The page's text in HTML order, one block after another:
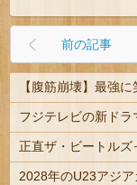
前の記事
正直ザ・ビートルズ